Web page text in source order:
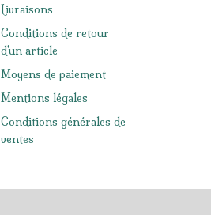
Livraisons
Conditions de retour
d'un article
Moyens de paiement
Mentions légales
Conditions générales de
ventes